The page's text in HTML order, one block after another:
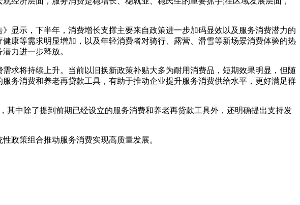
显示，下半年，消费增长支撑主要来自政策进一步加码显效以及服务消费潜力的
康等需求明显增加，以及年轻消费者对骑行、露营、滑雪等新场景消费体验的热
力进一步释放。
求将持续上升。当前以旧换新政策补贴大多为耐用消费品，短期效果明显，但随
务消费和养老再贷款工具，有助于推动企业提升服务消费供给水平，更好满足群
中除了提到前期已经设立的服务消费和养老再贷款工具外，还明确提出支持发
政策组合推动服务消费实现高质量发展。